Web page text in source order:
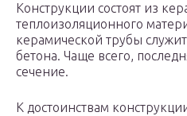
Конструкции состоят из
теплоизоляционного
керамической трубы
бетона. Чаще всего,
сечение.
К достоинствам